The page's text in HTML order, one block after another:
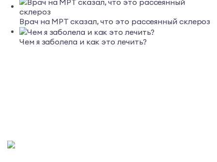
Врач на МРТ сказал, что это рассеянный склероз
Чем я заболела и как это лечить?